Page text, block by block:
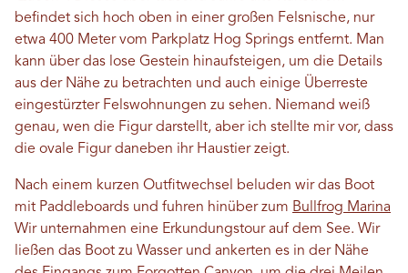
befindet sich hoch oben in einer großen Felsnische, nur
etwa 400 Meter vom Parkplatz Hog Springs entfernt. Man
kann über das lose Gestein hinaufsteigen, um die Details
aus der Nähe zu betrachten und auch einige Überreste
eingestürzter Felswohnungen zu sehen. Niemand weiß
genau, wen die Figur darstellt, aber ich stellte mir vor, dass
die ovale Figur daneben ihr Haustier zeigt.
Nach einem kurzen Outfitwechsel beluden wir das Boot
mit Paddleboards und fuhren hinüber zum Bullfrog Marina
Wir unternahmen eine Erkundungstour auf dem See. Wir
ließen das Boot zu Wasser und ankerten es in der Nähe